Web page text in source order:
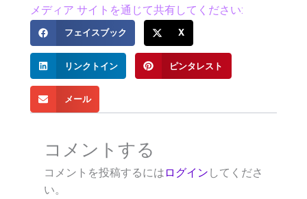
メディア サイトを通じて共有してください:
フェイスブック X
リンクトイン ピンタレスト
メール
コメントする
コメントを投稿するには ログイン してくださ
い。